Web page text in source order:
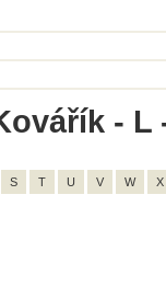
- L
S T U V W X